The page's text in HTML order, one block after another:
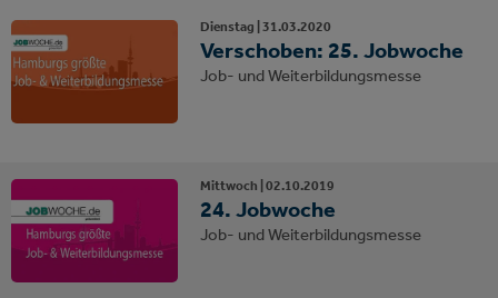
Dienstag | 31.03.2020
Verschoben: 25. Jobwoche
Job- und Weiterbildungsmesse
Mittwoch | 02.10.2019
24. Jobwoche
Job- und Weiterbildungsmesse